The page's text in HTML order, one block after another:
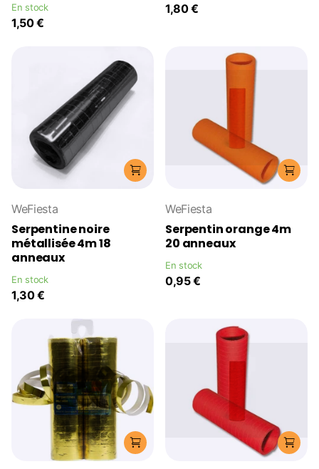
En stock
1,50 €
1,80 €
WeFiesta
Serpentine noire
métallisée 4m 18
anneaux
En stock
1,30 €
WeFiesta
Serpentin orange 4m
20 anneaux
En stock
0,95 €